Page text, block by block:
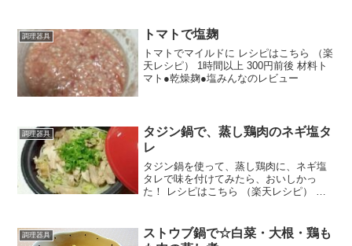
料ブロック肉水(油抜き用)ネギ青い部分
(油揚げ用...
調理器具 トマトで塩麹
トマトでマイルドに レシピはこちら （楽
天レシピ） 1時間以上 300円前後 材料ト
マト●乾燥麹●塩みんなのレビュー
調理器具
タジン鍋で、蒸し鶏肉のネギ塩タ
レ
タジン鍋を使って、蒸し鶏肉に、ネギ塩
タレで味を付けてみたら、おいしかっ
た！ レシピはこちら （楽天レシピ） 約
ま油★ 塩★ 黒コショー塩コショーみ
んなのレビュー
調理器具
ストウブ鍋で☆白菜・大根・鶏も